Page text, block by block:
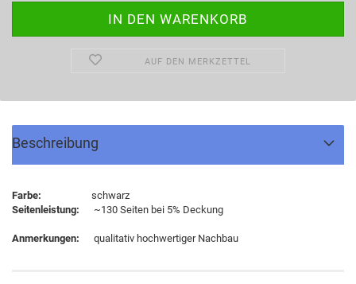
AUF DEN MERKZETTEL
Beschreibung
Farbe:
schwarz
Seitenleistung: ~130 Seiten bei 5% Deckung
Anmerkungen: qualitativ hochwertiger Nachbau